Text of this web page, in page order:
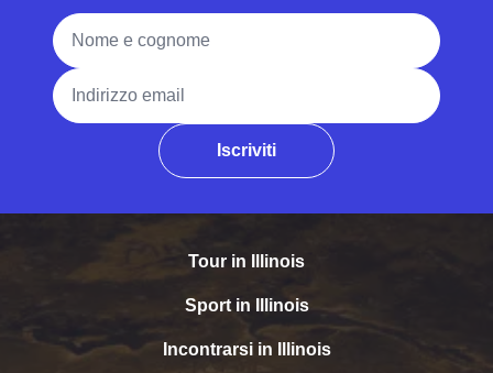
Nome e cognome
Indirizzo email
Iscriviti
Tour in Illinois
Sport in Illinois
Incontrarsi in Illinois